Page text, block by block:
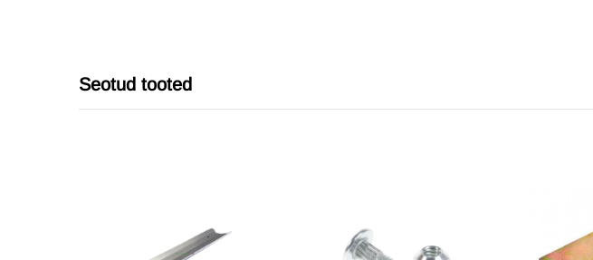
Seotud tooted